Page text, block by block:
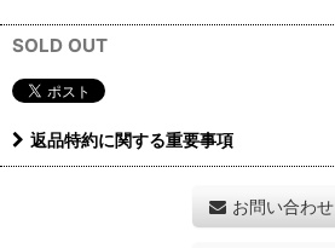
SOLD OUT
返品特約に関する重要事項
お問い合わせ